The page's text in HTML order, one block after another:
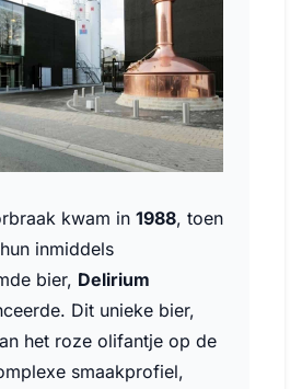
kwam in 1988, toen
inmiddels
bier, Delirium
Dit unieke bier,
het roze olifantje op de
smaakprofiel,